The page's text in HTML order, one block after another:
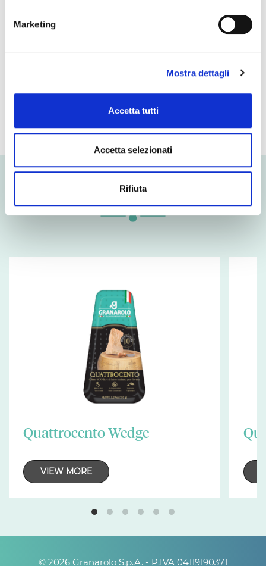
Marketing
Mostra dettagli
Accetta tutti
Accetta selezionati
Rifiuta
- of which sugars
Salt 1,3 g
Related products
Quattrocento Wedge
VIEW MORE
© 2026 Granarolo S.p.A. - P.IVA 04119190371